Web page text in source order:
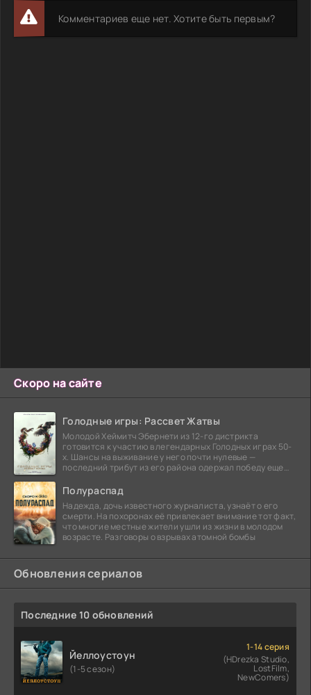
Скоро на сайте
Голодные игры: Рассвет Жатвы
Молодой Хеймитч Эбернети из 12-го дистрикта
готовится к участию в легендарных Голодных играх 50-
х. Шансы на выживание у него почти нулевые —
последний трибут из его района одержал победу еще
Полураспад
Надежда, дочь известного журналиста, узнаёт о его
смерти. На похоронах её привлекает внимание тот факт,
что многие местные жители ушли из жизни в молодом
возрасте. Разговоры о взрывах атомной бомбы
Обновления сериалов
Последние 10 обновлений
Йеллоустоун
(1-5 сезон)
1-14 серия
(HDrezka Studio,
LostFilm,
NewComers)
Комментариев еще нет. Хотите быть первым?